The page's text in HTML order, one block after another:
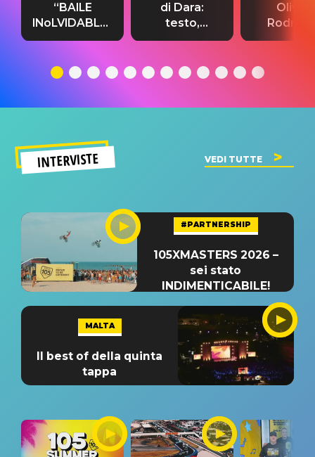
“BAILE
INoLVIDABLE”:
testo,
significato
di Dara:
testo,
traduzione e
del singolo
Olivia
testo,
INTERVISTE VEDI TUTTE
#PARTNERSHIP
105XMASTERS 2026 –
sei stato
INDIMENTICABILE!
MALTA
Il best of della quinta
tappa